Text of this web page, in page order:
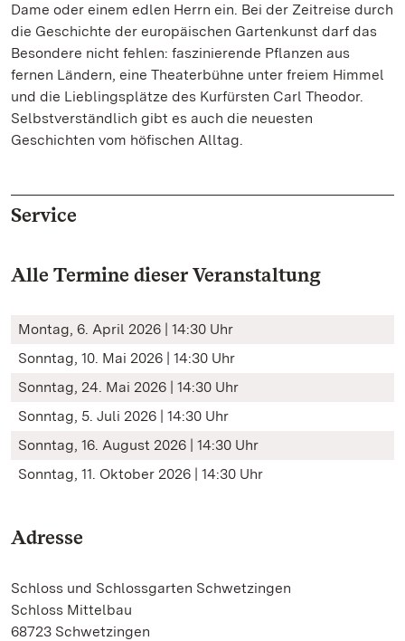
Dame oder einem edlen Herrn ein. Bei der Zeitreise durch
die Geschichte der europäischen Gartenkunst darf das
Besondere nicht fehlen: faszinierende Pflanzen aus
fernen Ländern, eine Theaterbühne unter freiem Himmel
und die Lieblingsplätze des Kurfürsten Carl Theodor.
Selbstverständlich gibt es auch die neuesten
Geschichten vom höfischen Alltag.
Service
Alle Termine dieser Veranstaltung
Montag, 6. April 2026 | 14:30 Uhr
Sonntag, 10. Mai 2026 | 14:30 Uhr
Sonntag, 24. Mai 2026 | 14:30 Uhr
Sonntag, 5. Juli 2026 | 14:30 Uhr
Sonntag, 16. August 2026 | 14:30 Uhr
Sonntag, 11. Oktober 2026 | 14:30 Uhr
Adresse
Schloss und Schlossgarten Schwetzingen
Schloss Mittelbau
68723 Schwetzingen